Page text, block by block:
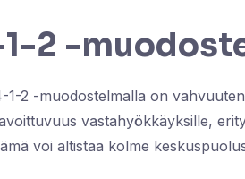
2 -
1-2 -muodostelmalla on
vastahyökkäyksille,
voi altistaa kolme